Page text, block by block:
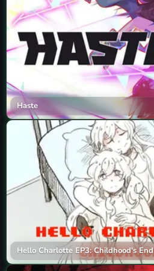
Haste
Hello Charlotte EP3: Childhood's End